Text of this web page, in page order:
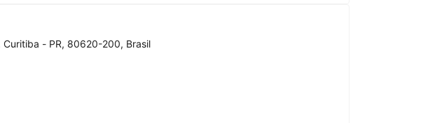
- PR, 80620-200, Brasil